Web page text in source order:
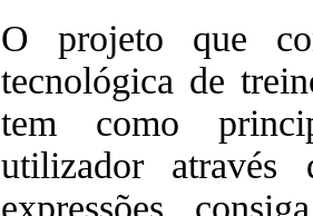
O projeto que
tecnológica de
tem como
utilizador através
expressões